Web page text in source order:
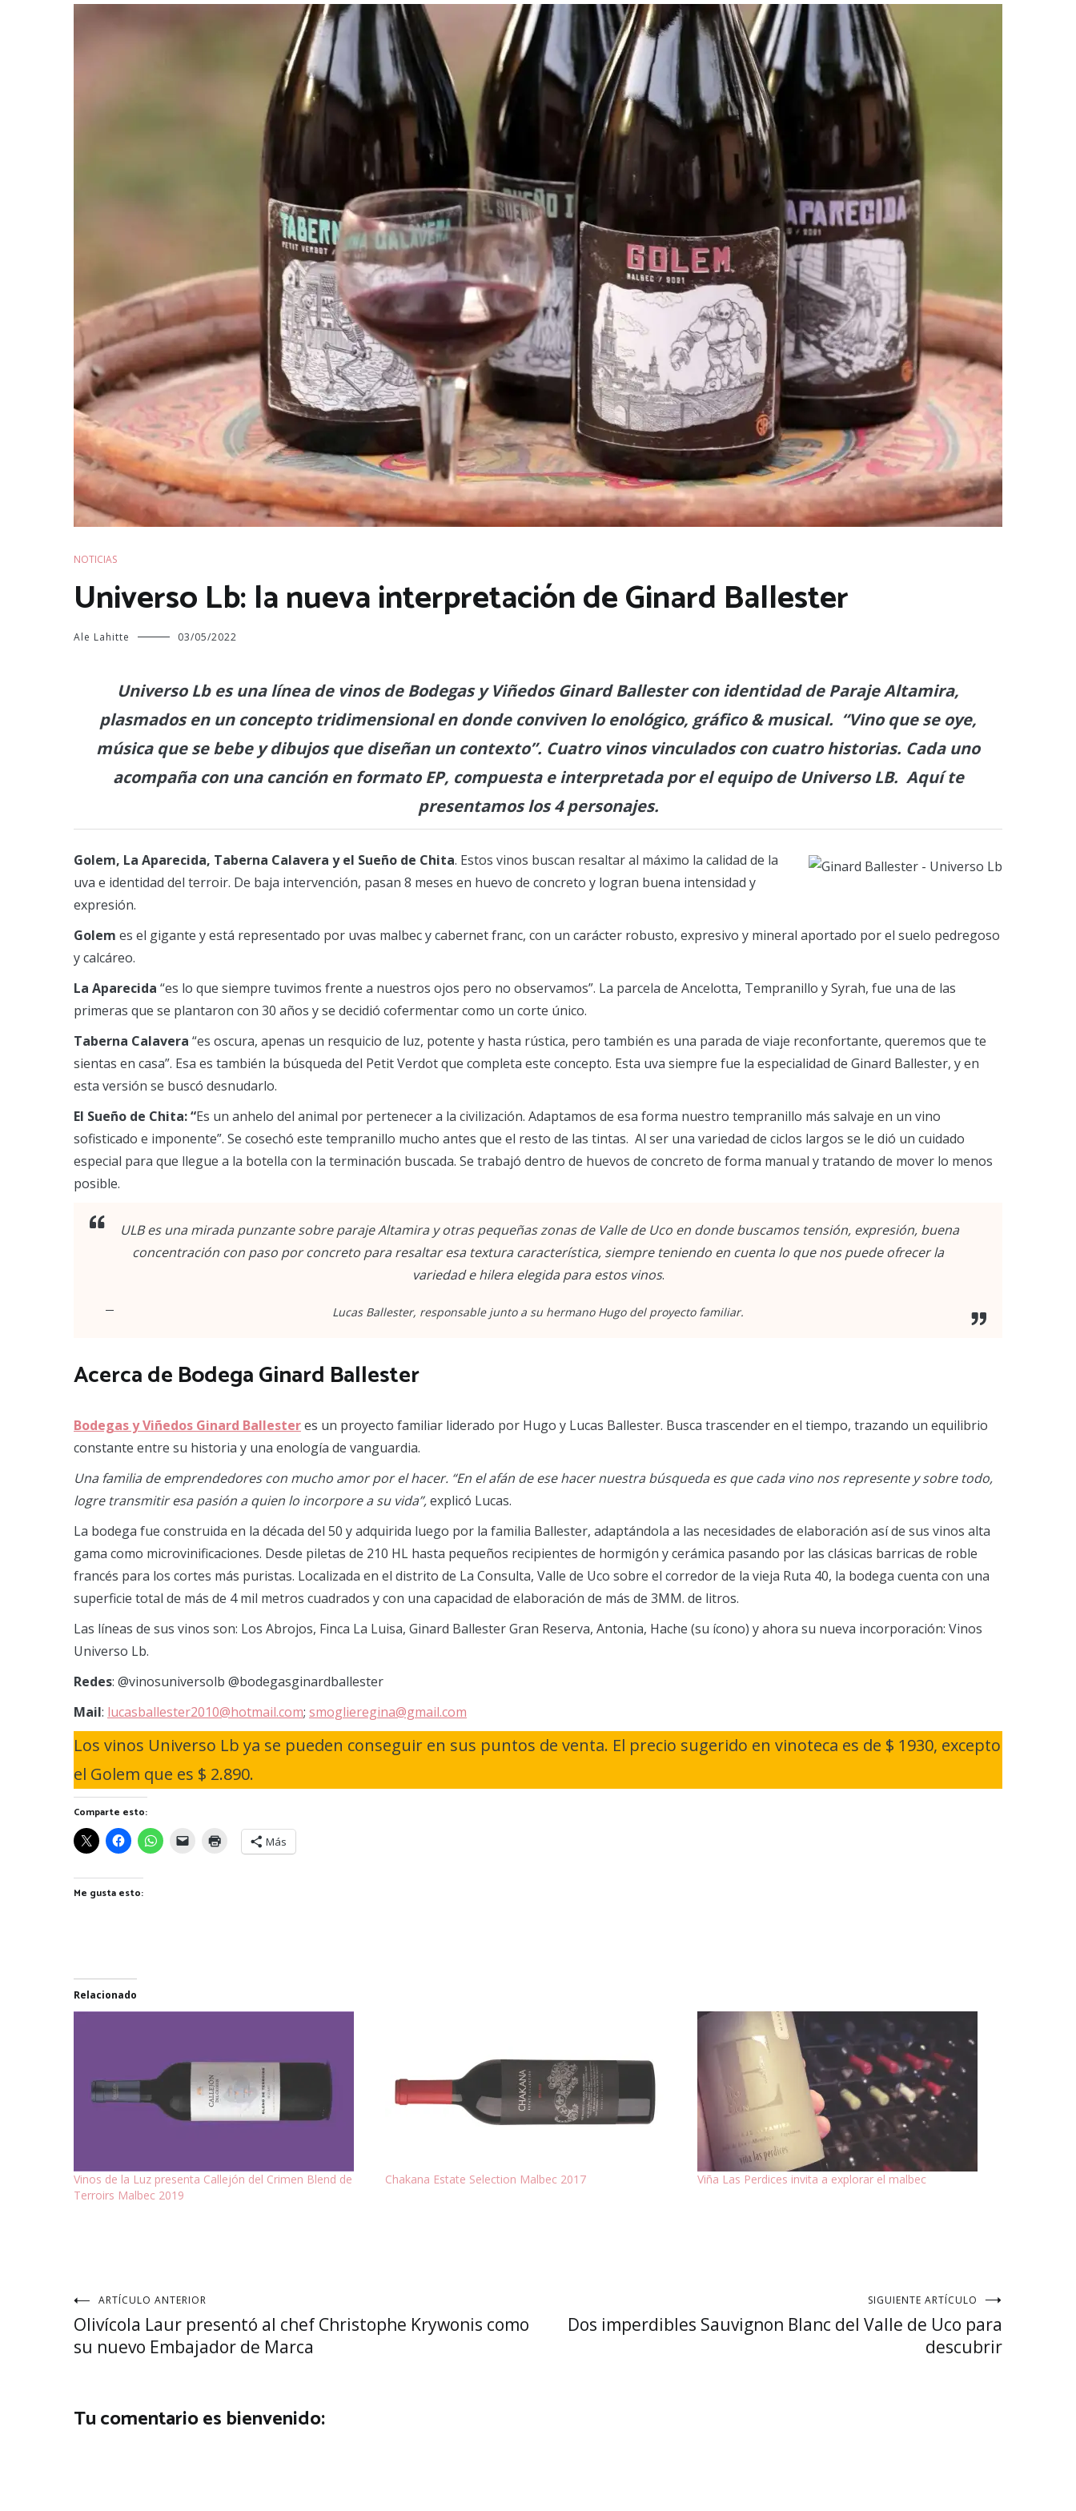
NOTICIAS
Universo Lb: la nueva interpretación de Ginard Ballester
Ale Lahitte 03/05/2022
Universo Lb es una línea de vinos de Bodegas y Viñedos Ginard Ballester con identidad de Paraje Altamira,
plasmados en un concepto tridimensional en donde conviven lo enológico, gráfico & musical. “Vino que se oye,
música que se bebe y dibujos que diseñan un contexto”. Cuatro vinos vinculados con cuatro historias. Cada uno
acompaña con una canción en formato EP, compuesta e interpretada por el equipo de Universo LB. Aquí te
presentamos los 4 personajes.
Golem, La Aparecida, Taberna Calavera y el Sueño de Chita. Estos vinos buscan resaltar al máximo la calidad de la
uva e identidad del terroir. De baja intervención, pasan 8 meses en huevo de concreto y logran buena intensidad y
expresión.
Golem es el gigante y está representado por uvas malbec y cabernet franc, con un carácter robusto, expresivo y mineral aportado por el suelo pedregoso
y calcáreo.
La Aparecida “es lo que siempre tuvimos frente a nuestros ojos pero no observamos”. La parcela de Ancelotta, Tempranillo y Syrah, fue una de las
primeras que se plantaron con 30 años y se decidió cofermentar como un corte único.
Taberna Calavera “es oscura, apenas un resquicio de luz, potente y hasta rústica, pero también es una parada de viaje reconfortante, queremos que te
sientas en casa”. Esa es también la búsqueda del Petit Verdot que completa este concepto. Esta uva siempre fue la especialidad de Ginard Ballester, y en
esta versión se buscó desnudarlo.
El Sueño de Chita: “Es un anhelo del animal por pertenecer a la civilización. Adaptamos de esa forma nuestro tempranillo más salvaje en un vino
sofisticado e imponente”. Se cosechó este tempranillo mucho antes que el resto de las tintas. Al ser una variedad de ciclos largos se le dió un cuidado
especial para que llegue a la botella con la terminación buscada. Se trabajó dentro de huevos de concreto de forma manual y tratando de mover lo menos
posible.
ULB es una mirada punzante sobre paraje Altamira y otras pequeñas zonas de Valle de Uco en donde buscamos tensión, expresión, buena
concentración con paso por concreto para resaltar esa textura característica, siempre teniendo en cuenta lo que nos puede ofrecer la
variedad e hilera elegida para estos vinos.
Lucas Ballester, responsable junto a su hermano Hugo del proyecto familiar.
Acerca de Bodega Ginard Ballester
Bodegas y Viñedos Ginard Ballesteres un proyecto familiar liderado por Hugo y Lucas Ballester. Busca trascender en el tiempo, trazando un equilibrio
constante entre su historia y una enología de vanguardia.
Una familia de emprendedores con mucho amor por el hacer. “En el afán de ese hacer nuestra búsqueda es que cada vino nos represente y sobre todo,
logre transmitir esa pasión a quien lo incorpore a su vida”,explicó Lucas.
La bodega fue construida en la década del 50 y adquirida luego por la familia Ballester, adaptándola a las necesidades de elaboración así de sus vinos alta
gama como microvinificaciones. Desde piletas de 210 HL hasta pequeños recipientes de hormigón y cerámica pasando por las clásicas barricas de roble
francés para los cortes más puristas. Localizada en el distrito de La Consulta, Valle de Uco sobre el corredor de la vieja Ruta 40, la bodega cuenta con una
superficie total de más de 4 mil metros cuadrados y con una capacidad de elaboración de más de 3MM. de litros.
Las líneas de sus vinos son: Los Abrojos, Finca La Luisa, Ginard Ballester Gran Reserva, Antonia, Hache (su ícono) y ahora su nueva incorporación: Vinos
Universo Lb.
Redes: @vinosuniversolb @bodegasginardballester
Mail: lucasballester2010@hotmail.com; smoglieregina@gmail.com
Los vinos Universo Lb ya se pueden conseguir en sus puntos de venta. El precio sugerido en vinoteca es de $ 1930, excepto
el Golem que es $ 2.890.
Comparte esto:
Más
Me gusta esto:
Relacionado
Vinos de la Luz presenta Callejón del Crimen Blend de
Terroirs Malbec 2019
Chakana Estate Selection Malbec 2017 Viña Las Perdices invita a explorar el malbec
Navegación
de
ARTÍCULO ANTERIOR
Olivícola Laur presentó al chef Christophe Krywonis como
su nuevo Embajador de Marca
SIGUIENTE ARTÍCULO
Dos imperdibles Sauvignon Blanc del Valle de Uco para
descubrir
Tu comentario es bienvenido: